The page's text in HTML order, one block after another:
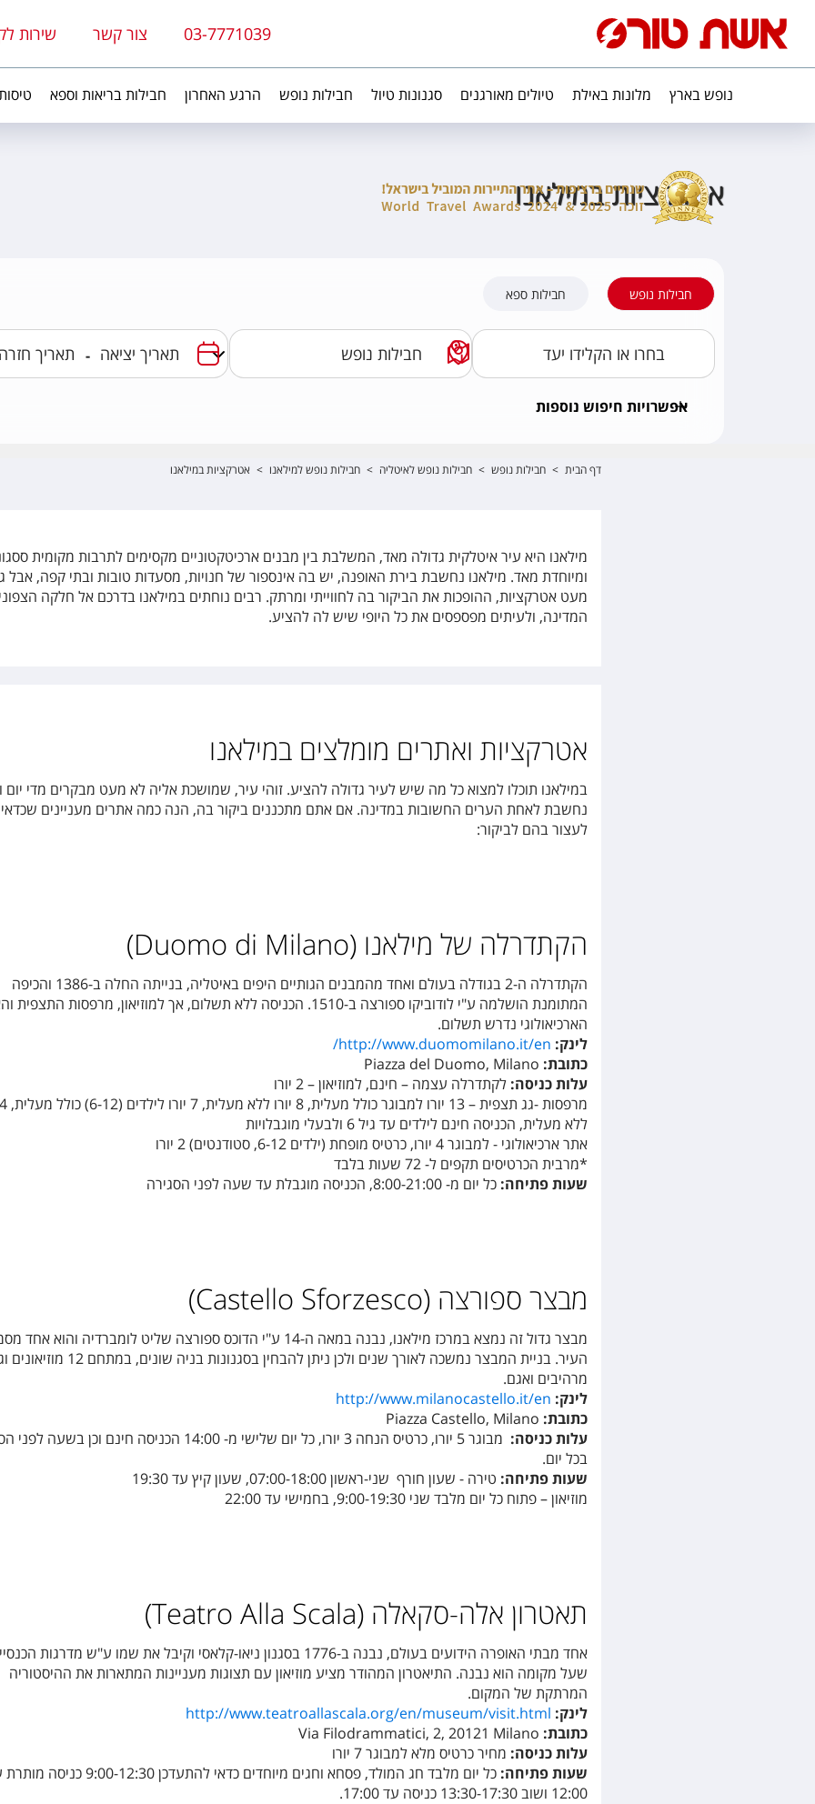
03-7771039 צור קשר שירות
נופש בארץ מלונות באילת טיולים מאורגנים סגנונות טיול חבילות נופש הרגע האחרון חבילות בריאות וספא
אטרקציות במילאנו
חבילות נופש חבילות ספא
-
אפשרויות חיפוש נוספות
דף הבית > חבילות נופש > חבילות נופש לאיטליה > חבילות נופש למילאנו > אטרקציות במילאנו
מילאנו היא עיר איטלקית גדולה מאד, המשלבת בין מבנים ארכיטקטוניים מקסימים לתרבות מקומית
ומיוחדת מאד. מילאנו נחשבת בירת האופנה, יש בה אינספור של חנויות, מסעדות טובות ובתי קפה, אבל
מעט אטרקציות, ההופכות את הביקור בה לחווייתי ומרתק. רבים נוחתים במילאנו בדרכם אל חלקה
המדינה, ולעיתים מפספסים את כל היופי שיש לה להציע.
אטרקציות ואתרים מומלצים במילאנו
במילאנו תוכלו למצוא כל מה שיש לעיר גדולה להציע. זוהי עיר, שמושכת אליה לא מעט מבקרים מדי יום
נחשבת לאחת הערים החשובות במדינה. אם אתם מתכננים ביקור בה, הנה כמה אתרים מעניינים
לעצור בהם לביקור:
הקתדרלה של מילאנו (Duomo di Milano)
הקתדרלה ה-2 בגודלה בעולם ואחד מהמבנים הגותיים היפים באיטליה, בנייתה החלה ב-1386 והכיפה
המתומנת הושלמה ע"י לודוביקו ספורצה ב-1510. הכניסה ללא תשלום, אך למוזיאון, מרפסות
הארכיאולוגי נדרש תשלום.
לינק: http://www.duomomilano.it/en
/
כתובת: Piazza del Duomo, Milano
עלות כניסה: לקתדרלה עצמה – חינם, למוזיאון – 2 יורו
מרפסות-
ללא מעלית, הכניסה חינם לילדים עד גיל 6 ולבעלי מוגבלויות
אתר ארכיאולוגי - למבוגר 4 יורו, כרטיס מופחת (ילדים 6-12, סטודנטים) 2 יורו
*מרבית הכרטיסים תקפים ל- 72 שעות בלבד
שעות פתיחה: כל יום מ- 8:00-21:00, הכניסה מוגבלת עד שעה לפני הסגירה
מבצר ספורצה (Castello Sforzesco)
מבצר גדול זה נמצא במרכז מילאנו, נבנה במאה ה-14 ע"י הדוכס ספורצה שליט לומברדיה והוא אחד
העיר. בניית המבצר נמשכה לאורך שנים ולכן ניתן להבחין בסגנונות בניה
מרהיבים ואגם.
לינק: http://www.milanocastello.it/en
כתובת: Piazza Castello, Milano
עלות כניסה:
מבוגר 5 יורו, כרטיס הנחה 3 יורו, כל יום שלישי מ- 14:00 הכניסה חינם וכן
בכל יום.
שעות פתיחה: טירה - שעון חורף שני-ראשון 07:00-18:00, שעון קיץ עד 19:30
מוזיאון – פתוח כל יום מלבד שני 9:00-19:30, בחמישי עד 22:00
תאטרון אלה-סקאלה (Teatro Alla Scala)
אחד מבתי האופרה הידועים בעולם, נבנה ב-1776 בסגנון ניאו-קלאסי וקיבל את שמו ע"ש מדרגות
שעל מקומה הוא נבנה. התיאטרון המהודר מציע מוזיאון עם תצוגות מעניינות המתארות את ההיסטוריה
המרתקת של המקום.
לינק: http://www.teatroallascala.org/en/museum/visit.html
כתובת: Via Filodrammatici, 2, 20121 Milano
עלות כניסה: מחיר כרטיס מלא למבוגר 7 יורו
שעות פתיחה:
כל יום מלבד חג המולד, פסחא וחגים מיוחדים כדאי להתעדכן 9:00-12:30
12:00 ושוב 13:30-17:30 כניסה עד 17:00.